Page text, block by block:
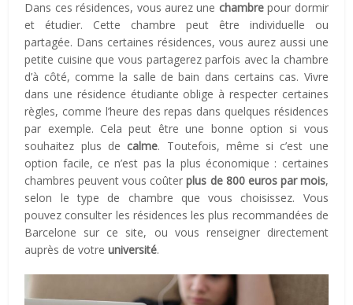
Dans ces résidences, vous aurez une chambrepour dormir
et étudier. Cette chambre peut être individuelle ou
partagée. Dans certaines résidences, vous aurez aussi une
petite cuisine que vous partagerez parfois avec la chambre
d’à côté, comme la salle de bain dans certains cas. Vivre
dans une résidence étudiante oblige à respecter certaines
règles, comme l’heure des repas dans quelques résidences
par exemple. Cela peut être une bonne option si vous
souhaitez plus de calme. Toutefois, même si c’est une
option facile, ce n’est pas la plus économique : certaines
chambres peuvent vous coûterplus de 800 euros par mois,
selon le type de chambre que vous choisissez. Vous
pouvez consulter les résidences les plus recommandées de
Barcelone sur ce site, ou vous renseigner directement
auprès de votreuniversité.